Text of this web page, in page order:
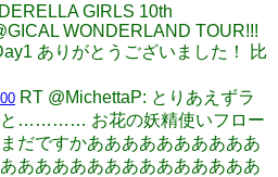
GIRLS 10th
WONDERLAND TOUR!!!
ありがとうございました！ 比
RT @MichettaP: とりあえずラ
と………… お花の妖精使いフロー
だですかああああああああああ
ああああああああああああああ